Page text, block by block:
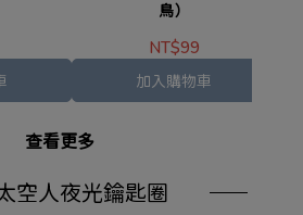
鳥）
NT$99
加入購物車
查看更多
空人夜光鑰匙圈